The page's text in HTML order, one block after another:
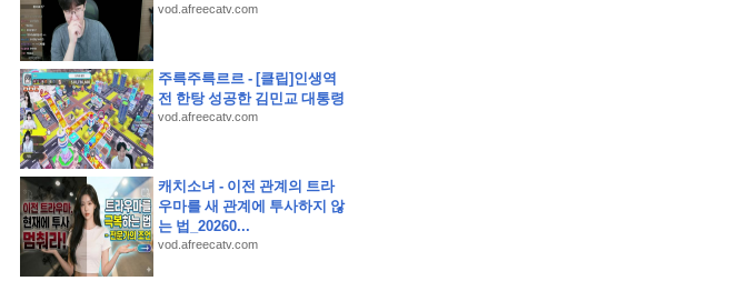
vod.afreecatv.com
주륵주륵르르 - [클립]인생역
전 한탕 성공한 김민교 대통령
vod.afreecatv.com
캐치소녀 - 이전 관계의 트라
우마를 새 관계에 투사하지 않
는 법_20260...
vod.afreecatv.com